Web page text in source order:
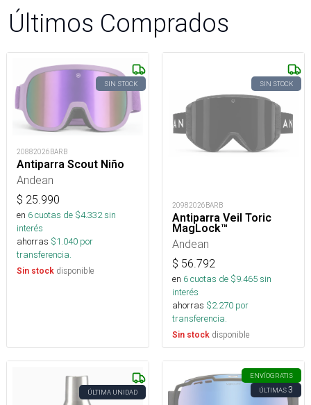
Últimos Comprados
SIN STOCK
20882026BARB
Antiparra Scout Niño
Andean
$ 25.990
en 6cuotas de $4.332sin
interés
ahorras $1.040 por
transferencia.
Sin stock disponible
SIN STOCK
20982026BARB
Antiparra Veil Toric
MagLock™
Andean
$ 56.792
en 6cuotas de $9.465sin
interés
ahorras $2.270 por
transferencia.
Sin stock disponible
ÚLTIMA UNIDAD
ENVÍOGRATIS
ÚLTIMAS3